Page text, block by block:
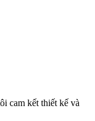
cam kết thiết kế và